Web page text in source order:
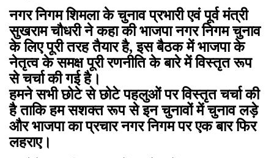
नगर निगम शिमला के चुनाव प्रभारी एवं पूर्व मंत्री
सुखराम चौधरी ने कहा की भाजपा नगर निगम चुनाव
के लिए पूरी तरह तैयार है, इस बैठक में भाजपा के
नेतृत्व के समक्ष पूरी रणनीति के बारे में विस्तृत रूप
से चर्चा की गई है।
हमने सभी छोटे से छोटे पहलुओं पर विस्तृत चर्चा की
है ताकि हम सशक्त रूप से इन चुनावों में चुनाव लड़े
और भाजपा का प्रचार नगर निगम पर एक बार फिर
लहराए।